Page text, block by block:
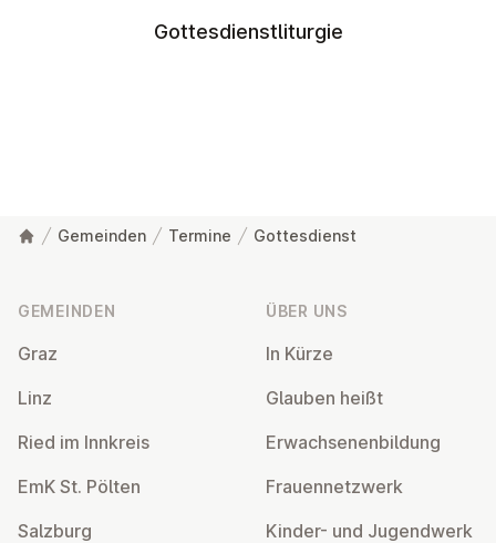
Gottesdienstliturgie
Gemeinden Termine Gottesdienst
GEMEINDEN
Graz
Linz
Ried im Innkreis
EmK St. Pölten
Salzburg
ÜBER UNS
In Kürze
Glauben heißt
Er­wach­se­nen­bil­dung
Frau­en­netz­werk
Kinder- und Ju­gend­werk